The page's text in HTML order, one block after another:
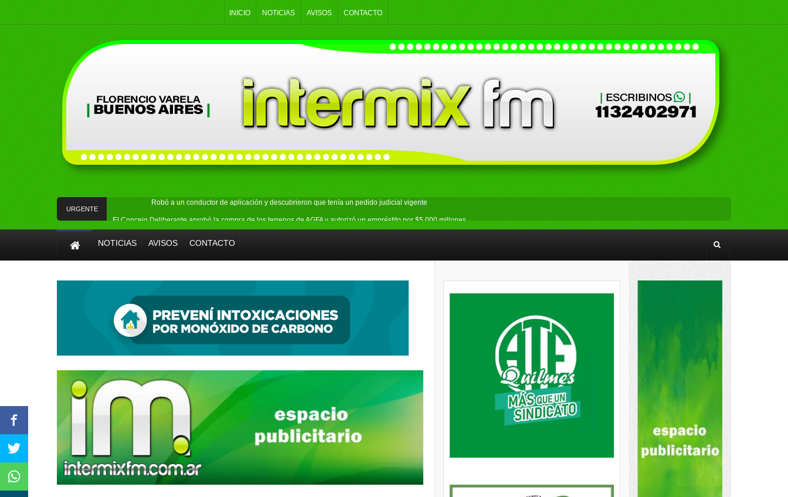
INICIO NOTICIAS AVISOS CONTACTO
URGENTE
Robó a un conductor de aplicación y descubrieron que tenía un pedido judicial vigente
El Concejo Deliberante aprobó la compra de los terrenos de AGFA y autorizó un empréstito por $5.000 millones
NOTICIAS AVISOS CONTACTO